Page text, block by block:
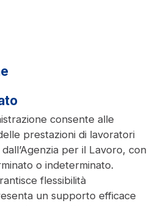
consente alle
prestazioni di lavoratori
per il Lavoro, con
o indeterminato.
flessibilità
un supporto efficace